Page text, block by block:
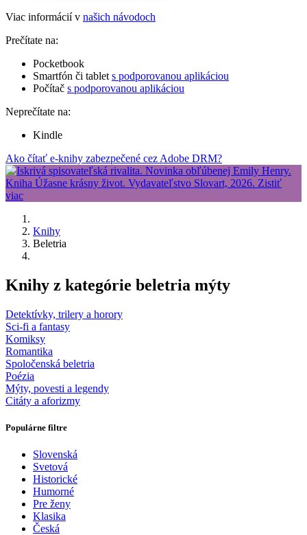
Viac informácií v našich návodoch
Prečítate na:
Pocketbook
Smartfón či tablet s podporovanou aplikáciou
Počítač s podporovanou aplikáciou
Neprečítate na:
Kindle
Ako čítať e-knihy zabezpečené cez Adobe DRM?
Knihy
Beletria
Knihy z kategórie beletria mýty
Detektívky, trilery a horory
Sci-fi a fantasy
Komiksy
Romantika
Spoločenská beletria
Poézia
Mýty, povesti a legendy
Citáty a aforizmy
Populárne filtre
Slovenská
Svetová
Historické
Humorné
Pre ženy
Klasika
Česká